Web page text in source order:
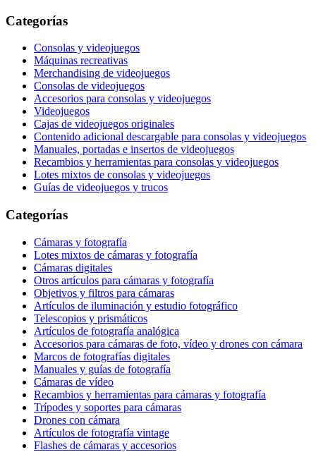
Categorías
Consolas y videojuegos
Máquinas recreativas
Merchandising de videojuegos
Consolas de videojuegos
Accesorios para consolas y videojuegos
Videojuegos
Cajas de videojuegos originales
Contenido adicional descargable para consolas y videojuegos
Manuales, portadas e insertos de videojuegos
Recambios y herramientas para consolas y videojuegos
Lotes mixtos de consolas y videojuegos
Guías de videojuegos y trucos
Categorías
Cámaras y fotografía
Lotes mixtos de cámaras y fotografía
Cámaras digitales
Otros artículos para cámaras y fotografía
Objetivos y filtros para cámaras
Artículos de iluminación y estudio fotográfico
Telescopios y prismáticos
Artículos de fotografía analógica
Accesorios para cámaras de foto, vídeo y drones con cámara
Marcos de fotografías digitales
Manuales y guías de fotografía
Cámaras de vídeo
Recambios y herramientas para cámaras y fotografía
Trípodes y soportes para cámaras
Drones con cámara
Artículos de fotografía vintage
Flashes de cámaras y accesorios